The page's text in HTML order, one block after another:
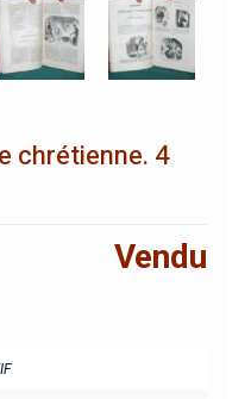
chrétienne. 4
Vendu